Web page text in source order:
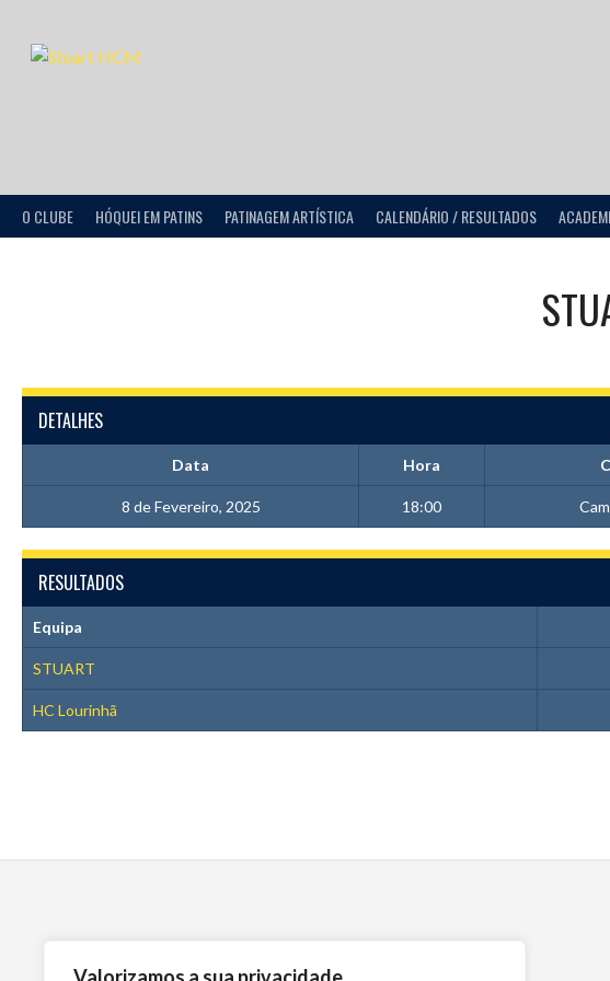
O CLUBE HÓQUEI EM PATINS PATINAGEM ARTÍSTICA CALENDÁRIO / RESULTADOS
DETALHES
Data Hora
8 de Fevereiro, 2025 18:00
RESULTADOS
Equipa
STUART
HC Lourinhã